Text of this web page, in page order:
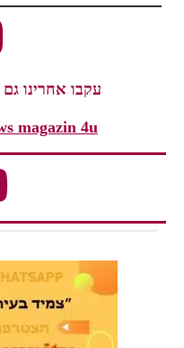
עקבו אחרינו גם
magazin 4u